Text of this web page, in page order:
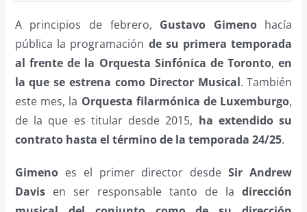
A principios de febrero, Gustavo Gimenohacía
pública la programación de su primera temporada
al frente de la Orquesta Sinfónica de Toronto,en
la que se estrena como Director Musical. También
este mes, la Orquesta filarmónica de Luxemburgo,
de la que es titular desde 2015, ha extendido su
contrato hasta el término de la temporada 24/25.
Gimenoes el primer director desdeSir Andrew
Davisen ser responsable tanto de ladirección